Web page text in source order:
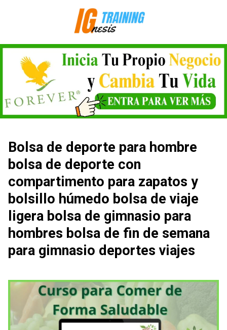
Bolsa de deporte para hombre
bolsa de deporte con
compartimento para zapatos y
bolsillo húmedo bolsa de viaje
ligera bolsa de gimnasio para
hombres bolsa de fin de semana
para gimnasio deportes viajes